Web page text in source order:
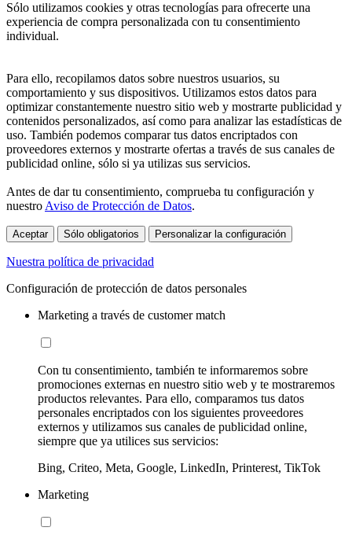
Sólo utilizamos cookies y otras tecnologías para ofrecerte una
experiencia de compra personalizada con tu consentimiento
individual.
Para ello, recopilamos datos sobre nuestros usuarios, su
comportamiento y sus dispositivos. Utilizamos estos datos para
optimizar constantemente nuestro sitio web y mostrarte publicidad y
contenidos personalizados, así como para analizar las estadísticas de
uso. También podemos comparar tus datos encriptados con
proveedores externos y mostrarte ofertas a través de sus canales de
publicidad online, sólo si ya utilizas sus servicios.
Antes de dar tu consentimiento, comprueba tu configuración y
nuestro Aviso de Protección de Datos.
Aceptar Sólo obligatorios Personalizar la configuración
Nuestra política de privacidad
Configuración de protección de datos personales
Marketing a través de customer match
Con tu consentimiento, también te informaremos sobre
promociones externas en nuestro sitio web y te mostraremos
productos relevantes. Para ello, comparamos tus datos
personales encriptados con los siguientes proveedores
externos y utilizamos sus canales de publicidad online,
siempre que ya utilices sus servicios:
Bing, Criteo, Meta, Google, LinkedIn, Printerest, TikTok
Marketing